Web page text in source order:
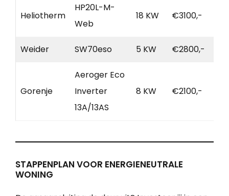
Heliotherm
HP20L-M-
Web
18 KW €3100,-
Weider SW70eso 5 KW €2800,-
Gorenje
Aeroger Eco
Inverter
13A/13AS
8 KW €2100,-
STAPPENPLAN VOOR ENERGIENEUTRALE
WONING